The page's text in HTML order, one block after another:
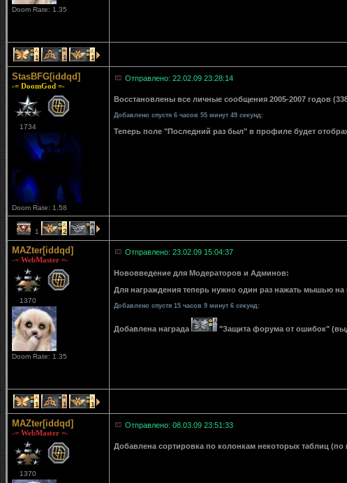
Doom Rate: 1.35
1 1 1
StasBFG[iddqd]
-= DoomGod =-
1734
Doom Rate: 1.58
Отправлено: 22.02.09 23:28:14
Восстановлены все личные сообщения 2005-2007 годов
Добавлено спустя 6 часов 55 минут 49 секунд:
Теперь поле "Последний раз был" в профиле будет
1 2 1
MAZter[iddqd]
-= WebMaster =-
1370
Doom Rate: 1.35
Отправлено: 23.02.09 15:04:37
Нововведение для Модераторов и Админов:
Для награждения теперь нужно один раз нажать мышью на
Добавлено спустя 15 часов 9 минут 6 секунд:
Добавлена награда "Защита форума от ошибок"
1 1 1
MAZter[iddqd]
-= WebMaster =-
1370
Отправлено: 08.03.09 23:51:33
Добавлена сортировка по колонкам некоторых таблиц (по